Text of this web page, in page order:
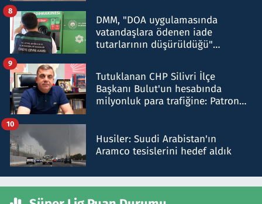
DMM, "DOA uygulamasında
vatandaşlara ödenen iade
tutarlarının düşürüldüğü"
8
Tutuklanan CHP Silivri İlçe
Başkanı Bulut'un hesabında
milyonluk para trafiğine: Patron
9
Husiler: Suudi Arabistan'ın
Aramco tesislerini hedef aldık
10